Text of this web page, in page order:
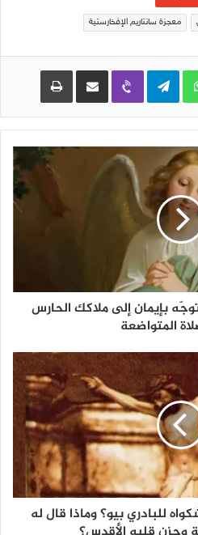
معجزة سانتاريم الإفخارستية
WhatsApp
Telegram
Viber مشاركة عبر البريد طباعة
بإيمان إلى ملاكك الحارس
المتواضعة
للبادري بيو؟ وماذا قال له